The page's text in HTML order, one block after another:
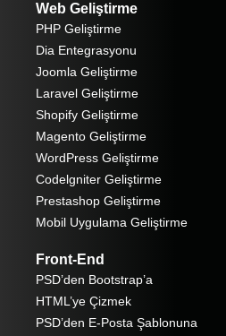
Web Geliştirme
PHP Geliştirme
Dia Entegrasyonu
Joomla Geliştirme
Laravel Geliştirme
Shopify Geliştirme
Magento Geliştirme
WordPress Geliştirme
Codelgniter Geliştirme
Prestashop Geliştirme
Mobil Uygulama Geliştirme
Front-End
PSD’den Bootstrap’a
HTML’ye Çizmek
PSD’den E-Posta Şablonuna